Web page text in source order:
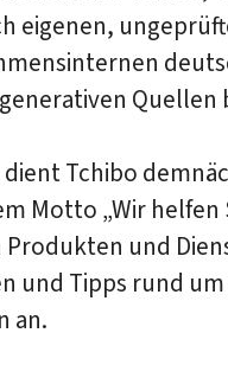
eigenen,
Quellen
Tchibo
Motto „Wir
und
und Tipps rund um
an.